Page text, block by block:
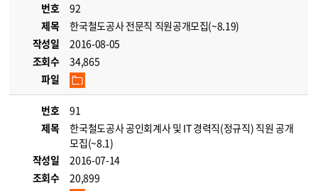
번호
92
제목
한국철도공사 전문직 직원공개모집(~8.19)
작성일
2016-08-05
조회수
34,865
파일
번호
91
제목
한국철도공사 공인회계사 및 IT 경력직(정규직) 직원 공개
모집(~8.1)
작성일
2016-07-14
조회수
20,899